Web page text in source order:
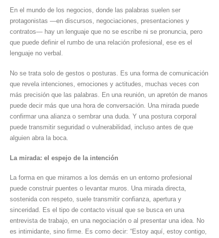
no
poder
en
los
En el mundo de los negocios, donde las palabras suelen ser
protagonistas —en discursos, negociaciones, presentaciones y
contratos— hay un lenguaje que no se escribe ni se pronuncia, pero
que puede definir el rumbo de una relación profesional, ese es el
lenguaje no verbal.
No se trata solo de gestos o posturas. Es una forma de comunicación
que revela intenciones, emociones y actitudes, muchas veces con
más precisión que las palabras. En una reunión, un apretón de manos
puede decir más que una hora de conversación. Una mirada puede
confirmar una alianza o sembrar una duda. Y una postura corporal
puede transmitir seguridad o vulnerabilidad, incluso antes de que
alguien abra la boca.
La mirada: el espejo de la intención
La forma en que miramos a los demás en un entorno profesional
puede construir puentes o levantar muros. Una mirada directa,
sostenida con respeto, suele transmitir confianza, apertura y
sinceridad. Es el tipo de contacto visual que se busca en una
entrevista de trabajo, en una negociación o al presentar una idea. No
es intimidante, sino firme. Es como decir: “Estoy aquí, estoy contigo,